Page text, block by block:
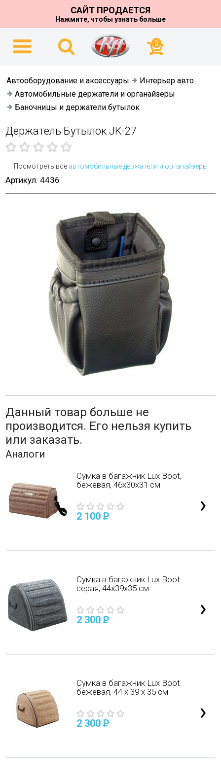
САЙТ ПРОДАЕТСЯ
Нажмите, чтобы узнать больше
0
Автооборудование и аксессуары
Интерьер авто
Автомобильные держатели и органайзеры
Баночницы и держатели бутылок
Держатель Бутылок JK-27
Посмотреть все автомобильные держатели и органайзеры
Артикул: 4436
Данный товар больше не
производится. Его нельзя купить
или заказать.
Аналоги
Сумка в багажник Lux Boot,
бежевая, 46х30х31 см
2 100 P
Сумка в багажник Lux Boot
серая, 44х39х35 см
2 300 P
Сумка в багажник Lux Boot
бежевая, 44 х 39 х 35 см
2 300 P